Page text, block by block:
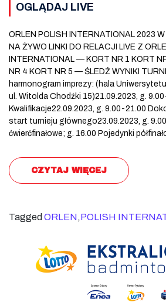
OGLĄDAJ LIVE
ORLEN POLISH INTERNATIONAL 2023
NA ŻYWO LINKI DO RELACJI LIVE Z
INTERNATIONAL — KORT NR 1 KORT
NR 4 KORT NR 5 — ŚLEDŹ WYNIKI
harmonogram imprezy: (hala
ul. Witolda Chodźki 15)21.09.2023, g.
Kwalifikacje22.09.2023, g. 9.00-21.00
start turnieju głównego23.09.2023, g.
ćwierćfinałowe; g. 16.00 Pojedynki
CZYTAJ WIĘCEJ
Tagged ORLEN,POLISH